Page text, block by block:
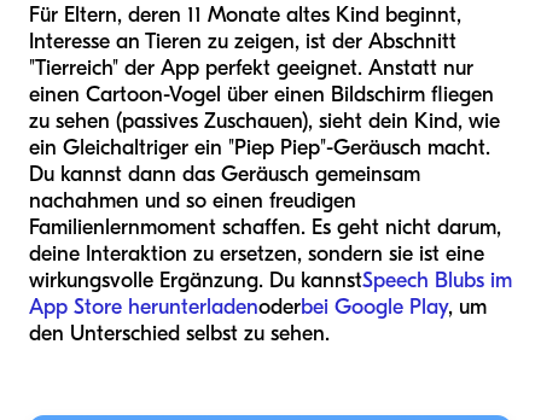
Für Eltern, deren 11 Monate altes Kind beginnt,
Interesse an Tieren zu zeigen, ist der Abschnitt
"Tierreich" der App perfekt geeignet. Anstatt nur
einen Cartoon-Vogel über einen Bildschirm fliegen
zu sehen (passives Zuschauen), sieht dein Kind, wie
ein Gleichaltriger ein "Piep Piep"-Geräusch macht.
Du kannst dann das Geräusch gemeinsam
nachahmen und so einen freudigen
Familienlernmoment schaffen. Es geht nicht darum,
deine Interaktion zu ersetzen, sondern sie ist eine
wirkungsvolle Ergänzung. Du kannstSpeech Blubs im
App Store herunterladenoderbei Google Play, um
den Unterschied selbst zu sehen.